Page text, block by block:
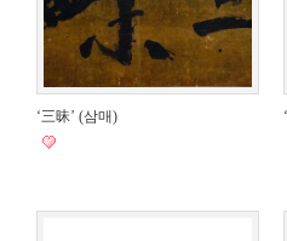
‘三昧’ (삼매)